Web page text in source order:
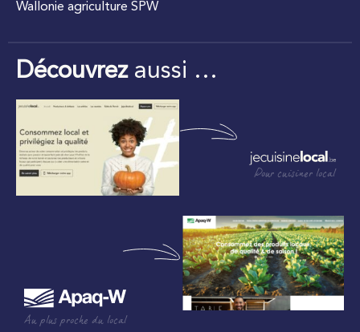
Wallonie agriculture SPW
Découvrezaussi …
Pour cuisiner local
Au plus proche du local